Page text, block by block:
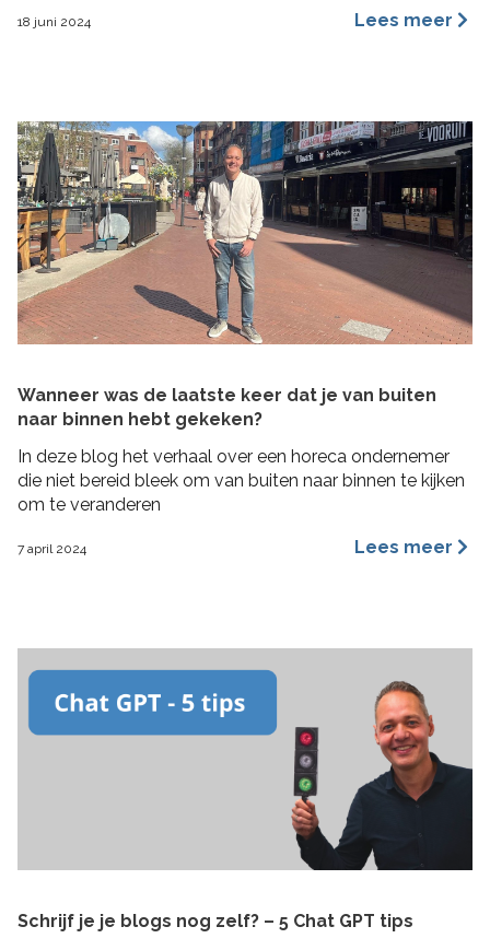
verschillende invalshoeken. In deze blog benoem ik de
18 juni 2024 Lees meer
Wanneer was de laatste keer dat je van buiten
naar binnen hebt gekeken?
In deze blog het verhaal over een horeca ondernemer
die niet bereid bleek om van buiten naar binnen te kijken
om te veranderen
7 april 2024 Lees meer
Schrijf je je blogs nog zelf? – 5 Chat GPT tips